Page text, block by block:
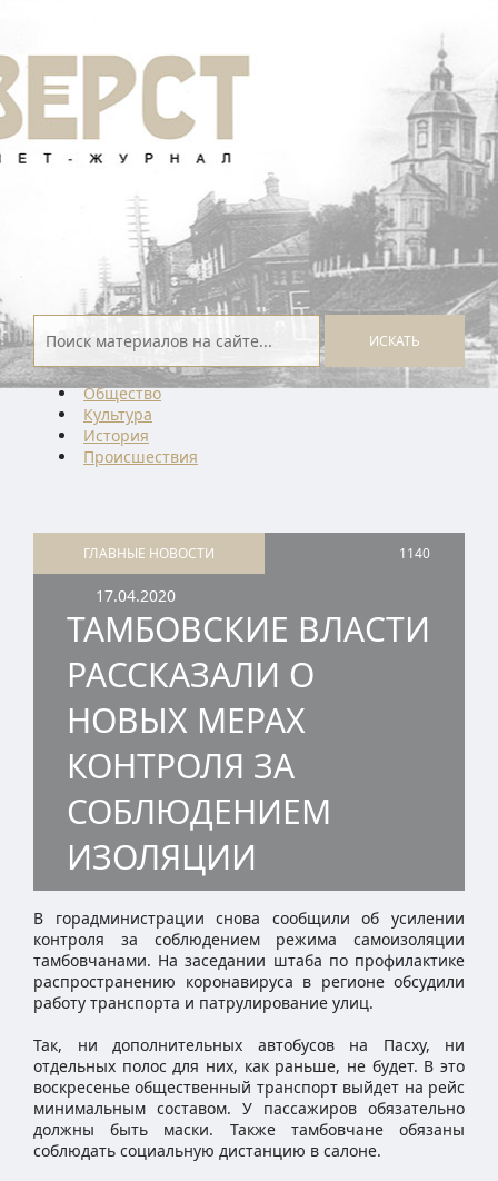
ИСКАТЬ
Общество
Культура
История
Проиcшествия
ГЛАВНЫЕ НОВОСТИ 1140
17.04.2020
ТАМБОВСКИЕ ВЛАСТИ
РАССКАЗАЛИ О
НОВЫХ МЕРАХ
КОНТРОЛЯ ЗА
СОБЛЮДЕНИЕМ
ИЗОЛЯЦИИ
В горадминистрации снова сообщили об усилении
контроля за соблюдением режима самоизоляции
тамбовчанами. На заседании штаба по профилактике
распространению коронавируса в регионе обсудили
работу транспорта и патрулирование улиц.
Так, ни дополнительных автобусов на Пасху, ни
отдельных полос для них, как раньше, не будет. В это
воскресенье общественный транспорт выйдет на рейс
минимальным составом. У пассажиров обязательно
должны быть маски. Также тамбовчане обязаны
соблюдать социальную дистанцию в салоне.